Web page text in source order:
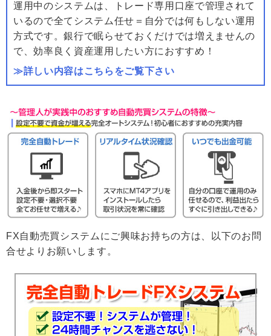
運用中のシステムは、トレード専用口座で管理されて
いるので全てシステム任せ＝自分では何もしない運用
方式です。銀行で眠らせておくだけでは増えませんの
で、効率良く資産運用したい方におすすめ！
≫詳しい内容はこちらをご覧下さい
FX自動売買システムにご興味お持ちの方は、以下のお問
合せよりお願いします。